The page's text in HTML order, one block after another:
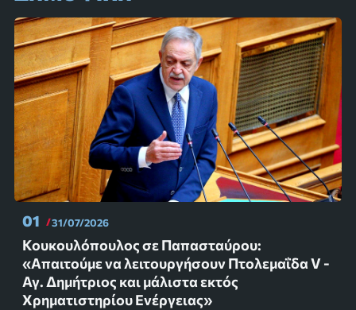
01 31/07/2026
Κουκουλόπουλος σε Παπασταύρου:
«Απαιτούμε να λειτουργήσουν Πτολεμαΐδα V -
Αγ. Δημήτριος και μάλιστα εκτός
Χρηματιστηρίου Ενέργειας»